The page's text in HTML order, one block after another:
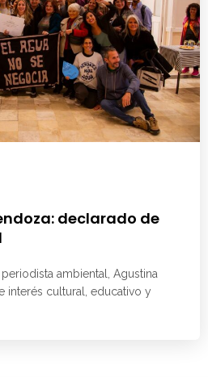
declarado de
ambiental, Agustina
interés cultural, educativo y